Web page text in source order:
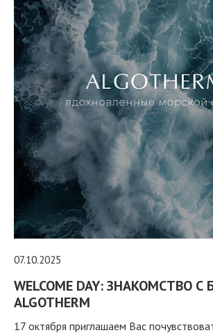
07.10.2025
WELCOME DAY: ЗНАКОМСТВО
ALGOTHERM
17 октября приглашаем Вас